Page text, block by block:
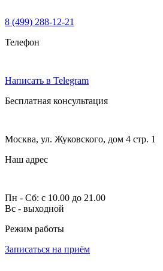
8 (499) 288-12-21
Телефон
Написать в Telegram
Бесплатная консультация
Москва, ул. Жуковского, дом 4 стр. 1
Наш адрес
Пн - Сб: с 10.00 до 21.00
Вс - выходной
Режим работы
Записаться на приём